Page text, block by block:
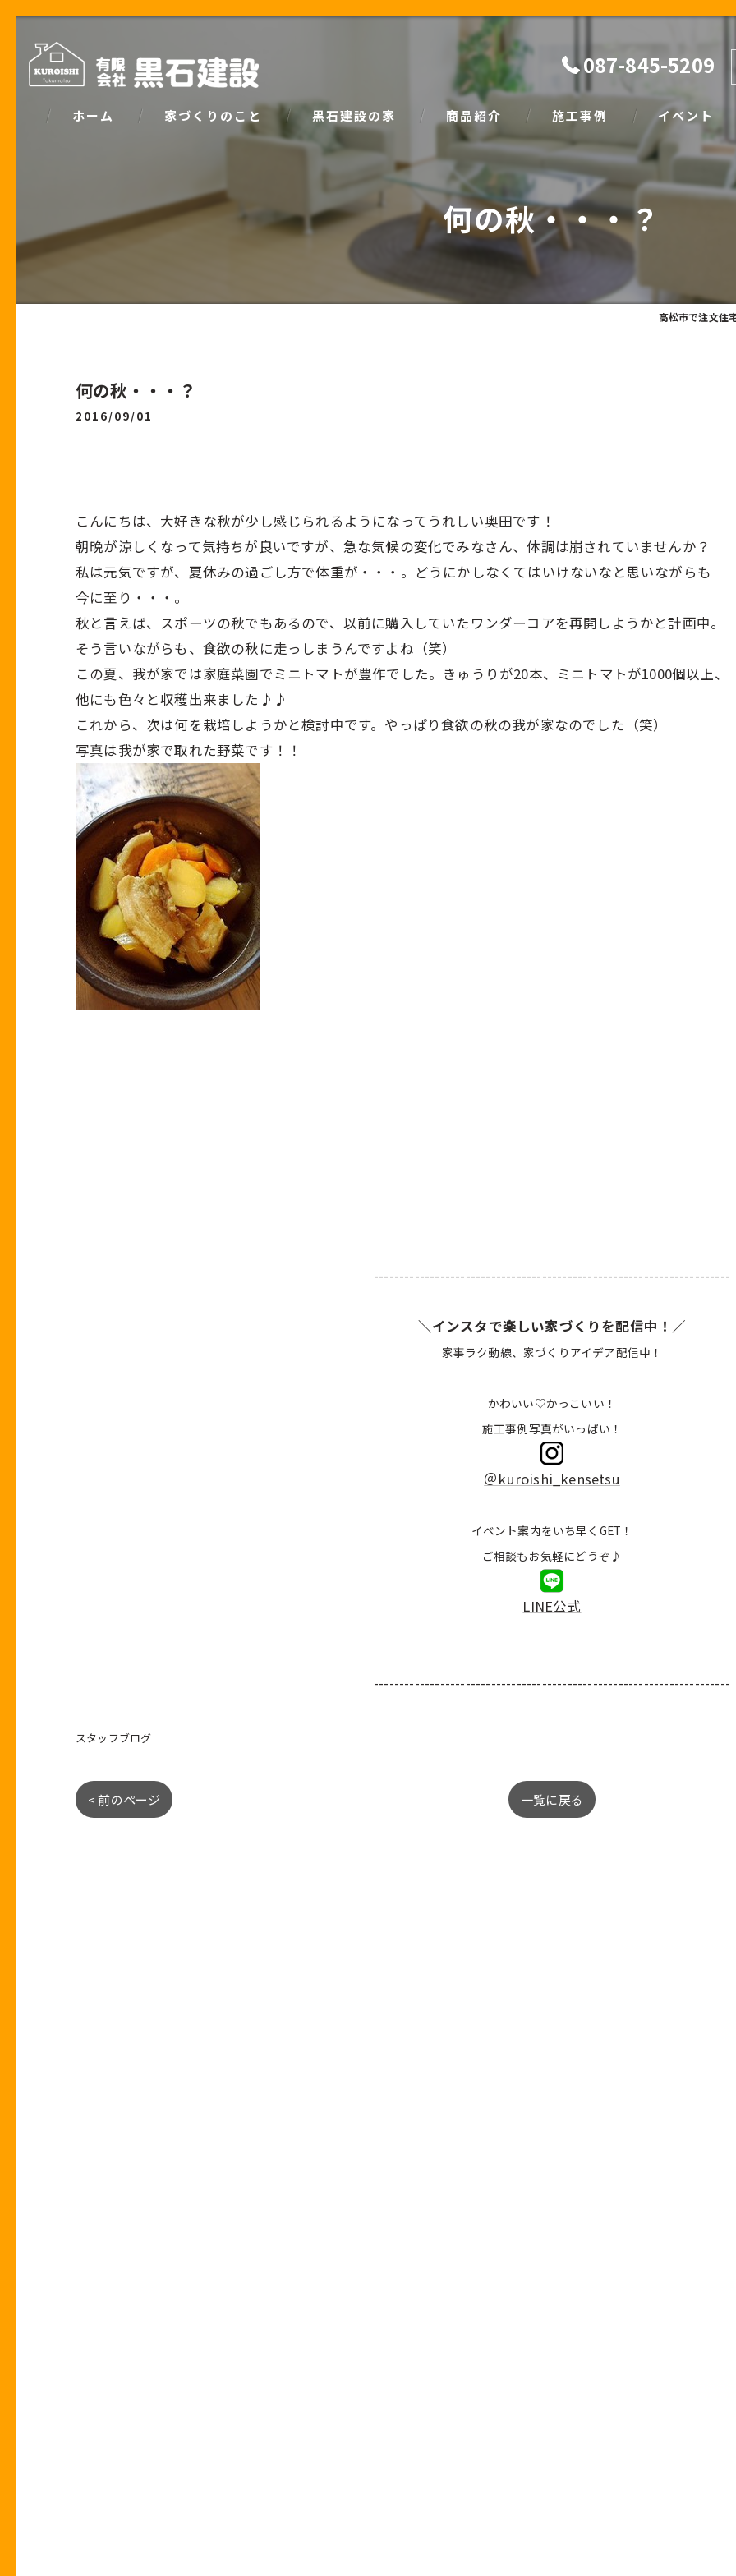
087-845-5209
ホーム 家づくりのこと
家づくりで大事な「お金の話」
黒石建設の家
パッシブデザイン
ZEH
安心の保証
商品紹介
natural
SIMPLE NOTE
施工事例 イベント
家づくり塾
何の秋・・・？
高松市で注文住
何の秋・・・？
2016/09/01
こんにちは、大好きな秋が少し感じられるようになってうれしい奥田です！
朝晩が涼しくなって気持ちが良いですが、急な気候の変化でみなさん、体調は崩されていませんか？
私は元気ですが、夏休みの過ごし方で体重が・・・。どうにかしなくてはいけないなと思いながらも
今に至り・・・。
秋と言えば、スポーツの秋でもあるので、以前に購入していたワンダーコアを再開しようかと計画中。
そう言いながらも、食欲の秋に走っしまうんですよね（笑）
この夏、我が家では家庭菜園でミニトマトが豊作でした。きゅうりが20本、ミニトマトが1000個以上、
他にも色々と収穫出来ました♪♪
これから、次は何を栽培しようかと検討中です。やっぱり食欲の秋の我が家なのでした（笑）
写真は我が家で取れた野菜です！！
----------------------------------------------------------------------
＼インスタで楽しい家づくりを配信中！／
家事ラク動線、家づくりアイデア配信中！
かわいい♡かっこいい！
施工事例写真がいっぱい！
＠kuroishi_kensetsu
イベント案内をいち早くGET！
ご相談もお気軽にどうぞ♪
LINE公式
----------------------------------------------------------------------
スタッフブログ
< 前のページ 一覧に戻る